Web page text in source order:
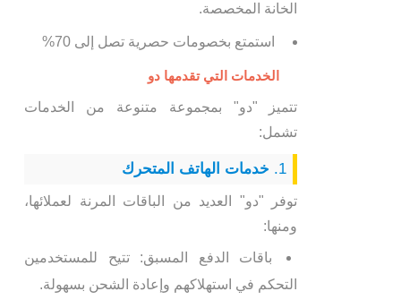
الخانة المخصصة.
استمتع بخصومات حصرية تصل إلى 70%
الخدمات التي تقدمها دو
تتميز "دو" بمجموعة متنوعة من الخدمات
تشمل:
1. خدمات الهاتف المتحرك
توفر "دو" العديد من الباقات المرنة لعملائها،
ومنها:
باقات الدفع المسبق: تتيح للمستخدمين
التحكم في استهلاكهم وإعادة الشحن بسهولة.